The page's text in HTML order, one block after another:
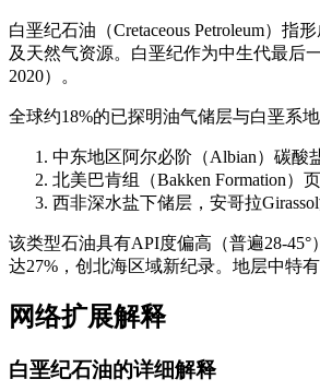
白垩纪石油（Cretaceous Petroleum）
及天然气资源。白垩纪作为中生代最后
2020）。
全球约18%的已探明油气储层与白垩系
中东地区阿尔必阶（Albian）碳酸
北美巴肯组（Bakken Formation）
西非深水盐下储层，安哥拉
该类型石油具有API度偏高（普遍28-
达27%，创北海区域新纪录。地层中特
网络扩展解释
白垩纪石油的详细解释